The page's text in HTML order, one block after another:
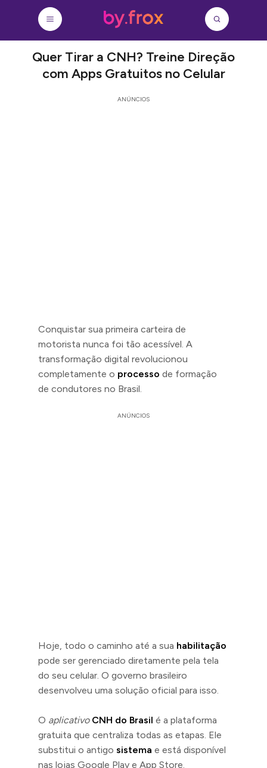
Quer Tirar a CNH? Treine Direção
com Apps Gratuitos no Celular
ANÚNCIOS
Conquistar sua primeira carteira de
motorista nunca foi tão acessível. A
transformação digital revolucionou
completamente o processo de formação
de condutores no Brasil.
ANÚNCIOS
Hoje, todo o caminho até a sua habilitação
pode ser gerenciado diretamente pela tela
do seu celular. O governo brasileiro
desenvolveu uma solução oficial para isso.
O aplicativo CNH do Brasil é a plataforma
gratuita que centraliza todas as etapas. Ele
substitui o antigo sistema e está disponível
nas lojas Google Play e App Store.